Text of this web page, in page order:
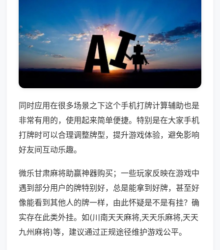
同时应用在很多场景之下这个手机打牌计算辅助也是
非常有用的，使用起来简单便捷。特别是在大家手机
打牌时可以合理调整牌型，提升游戏体验，避免影响
好友间互动乐趣。
微乐甘肃麻将助赢神器购买；一些玩家反映在游戏中
遇到部分用户的牌特别好，总是能拿到好牌，甚至好
像能看到其他人的牌一样，由此怀疑是不是有挂？确
实存在此类外挂。如(川南天天麻将,天天乐麻将,天天
九州麻将)等，建议通过正规途径维护游戏公平。